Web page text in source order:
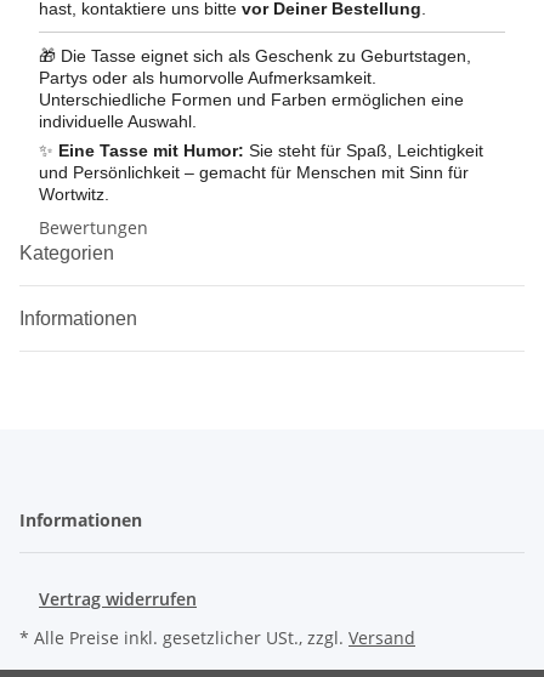
hast, kontaktiere uns bitte vor Deiner Bestellung
🎁 Die Tasse eignet sich als Geschenk zu Geburtstagen,
Partys oder als humorvolle Aufmerksamkeit.
Unterschiedliche Formen und Farben ermöglichen eine
individuelle Auswahl.
✨ Eine Tasse mit Humor: Sie steht für Spaß, Leichtigkeit
und Persönlichkeit – gemacht für Menschen mit Sinn für
Wortwitz.
Bewertungen
Kategorien
Informationen
Informationen
Vertrag widerrufen
* Alle Preise inkl. gesetzlicher USt., zzgl. Versand